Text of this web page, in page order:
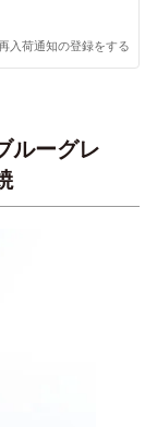
入荷通知の登録をする
ーグレ